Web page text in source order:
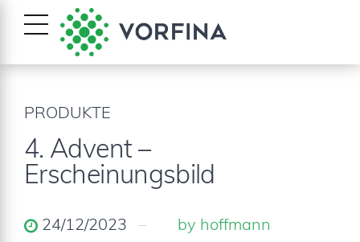
PRODUKTE
4. Advent –
Erscheinungsbild
24/12/2023 by hoffmann